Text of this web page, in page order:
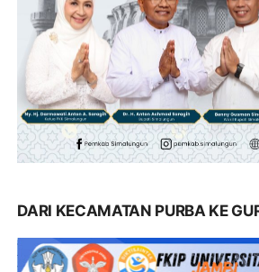
DARI KECAMATAN PURBA KE